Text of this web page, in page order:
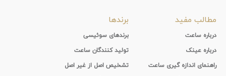
مطالب مفید
درباره ساعت
درباره عینک
راهنمای اندازه گیری ساعت
برندها
برندهای سوئیسی
تولید کنندگان ساعت
تشخیص اصل از غیر اصل